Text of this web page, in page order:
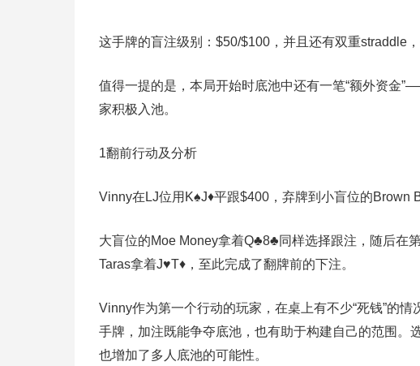
这手牌的盲注级别：$50/$100，并且还有双重straddle
值得一提的是，本局开始时底池中还有一笔“额外资金
家积极入池。
1翻前行动及分析
Vinny在LJ位用K♠J♦平跟$400，弃牌到小盲位的Brown
大盲位的Moe Money拿着Q♣8♣同样选择跟注，随后在
Taras拿着J♥T♦，至此完成了翻牌前的下注。
Vinny作为第一个行动的玩家，在桌上有不少“死钱”的
手牌，加注既能争夺底池，也有助于构建自己的范围
也增加了多人底池的可能性。